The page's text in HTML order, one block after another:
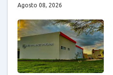
Agosto 08, 2026